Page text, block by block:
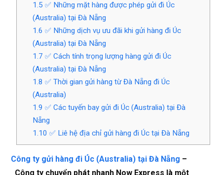
1.5 ✅ Những mặt hàng được phép gửi đi Úc
(Australia) tại Đà Nẵng
1.6 ✅ Những dịch vụ ưu đãi khi gửi hàng đi Úc
(Australia) tại Đà Nẵng
1.7 ✅ Cách tính trọng lượng hàng gửi đi Úc
(Australia) tại Đà Nẵng
1.8 ✅ Thời gian gửi hàng từ Đà Nẵng đi Úc
(Australia)
1.9 ✅ Các tuyến bay gửi đi Úc (Australia) tại Đà
Nẵng
1.10 ✅ Liê hệ địa chỉ gửi hàng đi Úc tại Đà Nẵng
Công ty gửi hàng đi Úc (Australia) tại Đà Nẵng ​–
Công ty chuyển phát nhanh Now Express là một